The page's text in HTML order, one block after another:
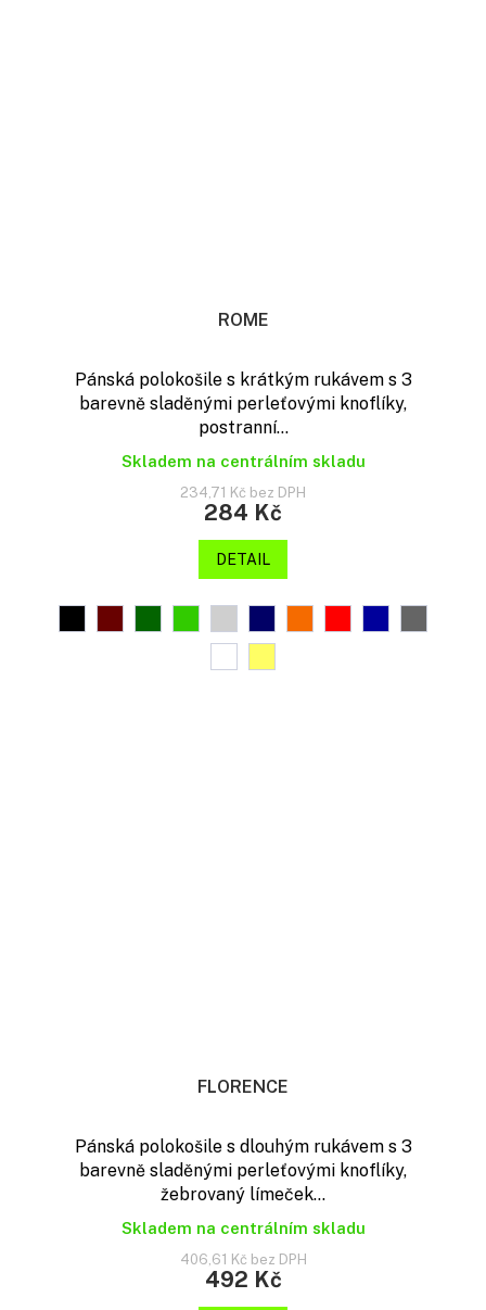
ROME
Pánská polokošile s krátkým rukávem s 3
barevně sladěnými perleťovými knoflíky,
postranní...
Skladem na centrálním skladu
234,71 Kč bez DPH
284 Kč
DETAIL
FLORENCE
Pánská polokošile s dlouhým rukávem s 3
barevně sladěnými perleťovými knoflíky,
žebrovaný límeček...
Skladem na centrálním skladu
406,61 Kč bez DPH
492 Kč